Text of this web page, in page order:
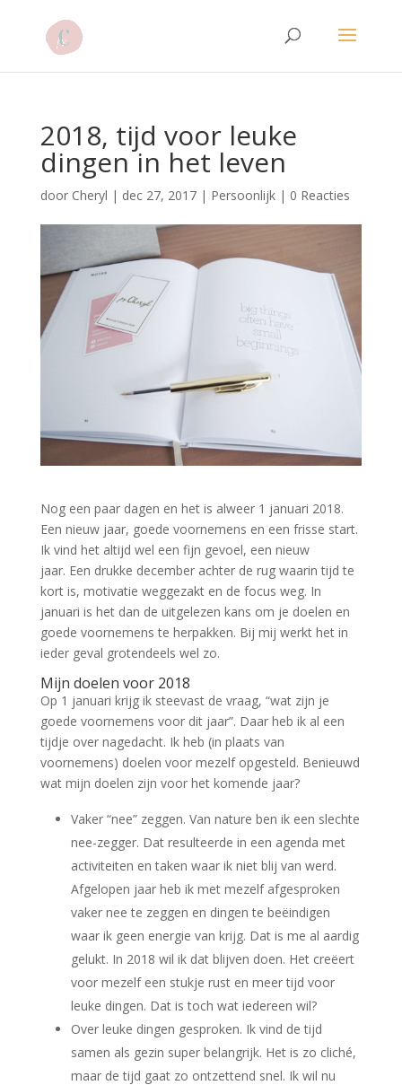
2018, tijd voor leuke
dingen in het leven
door Cheryl | dec 27, 2017| Persoonlijk| 0 Reacties
Nog een paar dagen en het is alweer 1 januari 2018.
Een nieuw jaar, goede voornemens en een frisse start.
Ik vind het altijd wel een fijn gevoel, een nieuw
jaar. Een drukke december achter de rug waarin tijd te
kort is, motivatie weggezakt en de focus weg. In
januari is het dan de uitgelezen kans om je doelen en
goede voornemens te herpakken. Bij mij werkt het in
ieder geval grotendeels wel zo.
Mijn doelen voor 2018
Op 1 januari krijg ik steevast de vraag, “wat zijn je
goede voornemens voor dit jaar”. Daar heb ik al een
tijdje over nagedacht. Ik heb (in plaats van
voornemens) doelen voor mezelf opgesteld. Benieuwd
wat mijn doelen zijn voor het komende jaar?
Vaker “nee” zeggen. Van nature ben ik een slechte
nee-zegger. Dat resulteerde in een agenda met
activiteiten en taken waar ik niet blij van werd.
Afgelopen jaar heb ik met mezelf afgesproken
vaker nee te zeggen en dingen te beëindigen
waar ik geen energie van krijg. Dat is me al aardig
gelukt. In 2018 wil ik dat blijven doen. Het creëert
voor mezelf een stukje rust en meer tijd voor
leuke dingen. Dat is toch wat iedereen wil?
Over leuke dingen gesproken. Ik vind de tijd
samen als gezin super belangrijk. Het is zo cliché,
maar de tijd gaat zo ontzettend snel. Ik wil nu